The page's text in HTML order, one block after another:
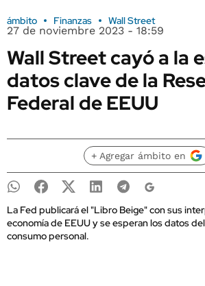
ámbito Finanzas Wall Street
27 de noviembre 2023 - 18:59
Wall Street cayó a la
datos clave de la
Federal de EEUU
+ Agregar ámbito en
La Fed publicará el "Libro Beige" con sus
economía de EEUU y se esperan los datos
consumo personal.